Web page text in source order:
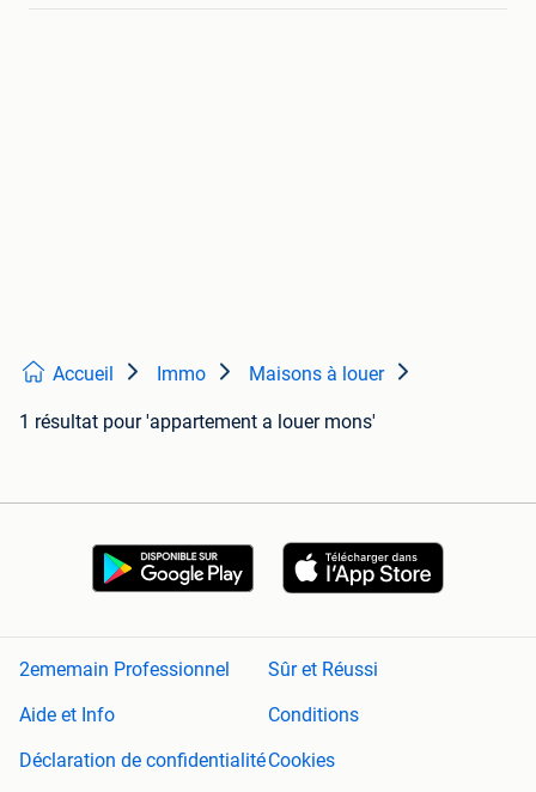
Accueil Immo Maisons à louer
1 résultat pour 'appartement a louer mons'
2ememain Professionnel
Sûr et Réussi
Aide et Info
Conditions
Déclaration de confidentialitéCookies